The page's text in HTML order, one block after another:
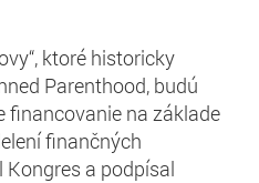
ktoré historicky
Parenthood, budú
financovanie na základe
finančných
a podpísal